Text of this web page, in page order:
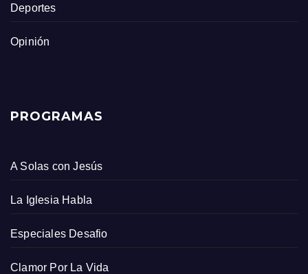
Deportes
Opinión
PROGRAMAS
A Solas con Jesús
La Iglesia Habla
Especiales Desafio
Clamor Por La Vida